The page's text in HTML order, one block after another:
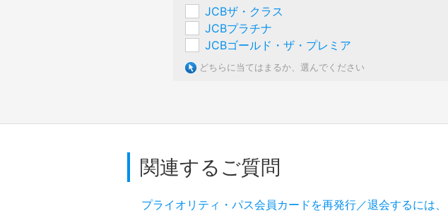
JCBザ・クラス
JCBプラチナ
JCBゴールド・ザ・プレミア
どちらに当てはまるか、選んでください
関連するご質問
プライオリティ・パス会員カードを再発行／退会するには